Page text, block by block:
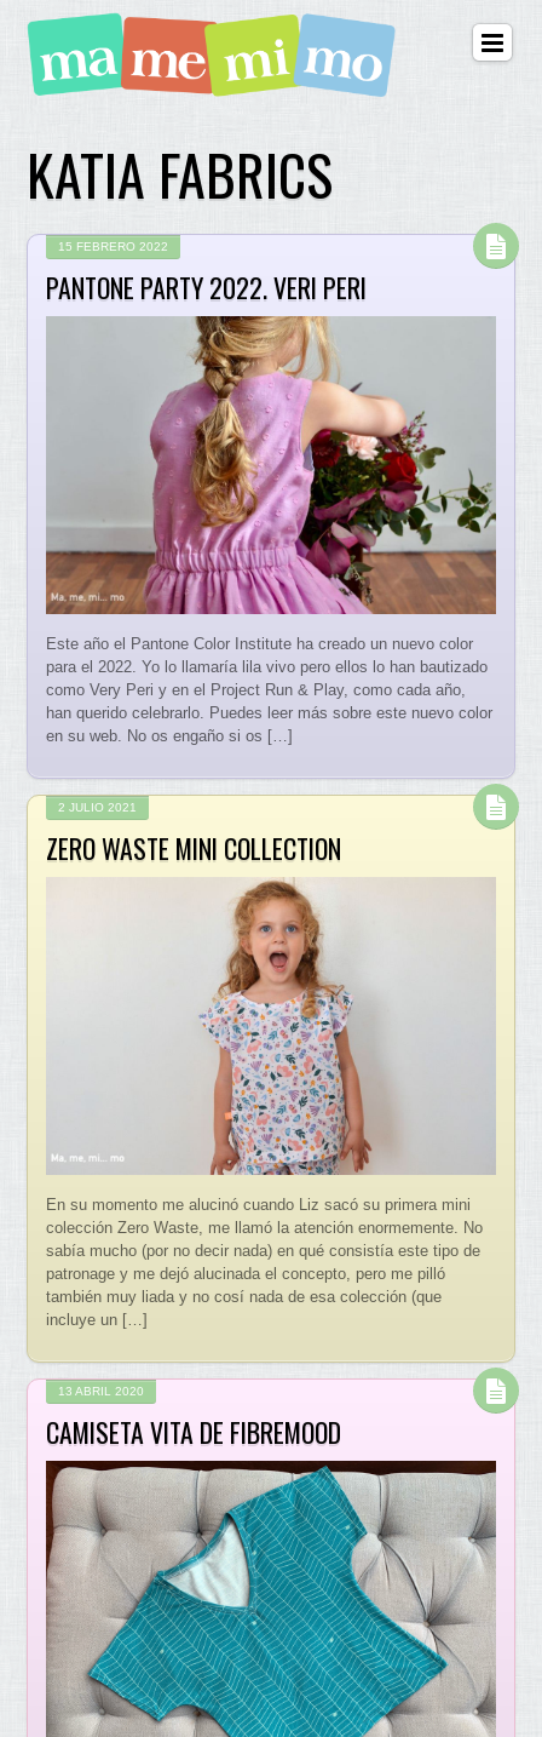
KATIA FABRICS
15 FEBRERO 2022
PANTONE PARTY 2022. VERI PERI
Este año el Pantone Color Institute ha creado un nuevo color
para el 2022. Yo lo llamaría lila vivo pero ellos lo han bautizado
como Very Peri y en el Project Run & Play, como cada año,
han querido celebrarlo. Puedes leer más sobre este nuevo color
en su web. No os engaño si os […]
2 JULIO 2021
ZERO WASTE MINI COLLECTION
En su momento me alucinó cuando Liz sacó su primera mini
colección Zero Waste, me llamó la atención enormemente. No
sabía mucho (por no decir nada) en qué consistía este tipo de
patronage y me dejó alucinada el concepto, pero me pilló
también muy liada y no cosí nada de esa colección (que
incluye un […]
13 ABRIL 2020
CAMISETA VITA DE FIBREMOOD